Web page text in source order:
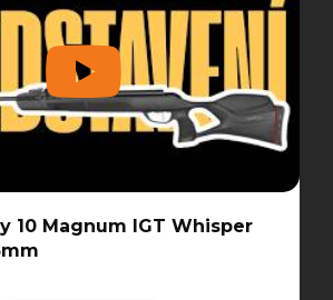
10 Magnum IGT Whisper